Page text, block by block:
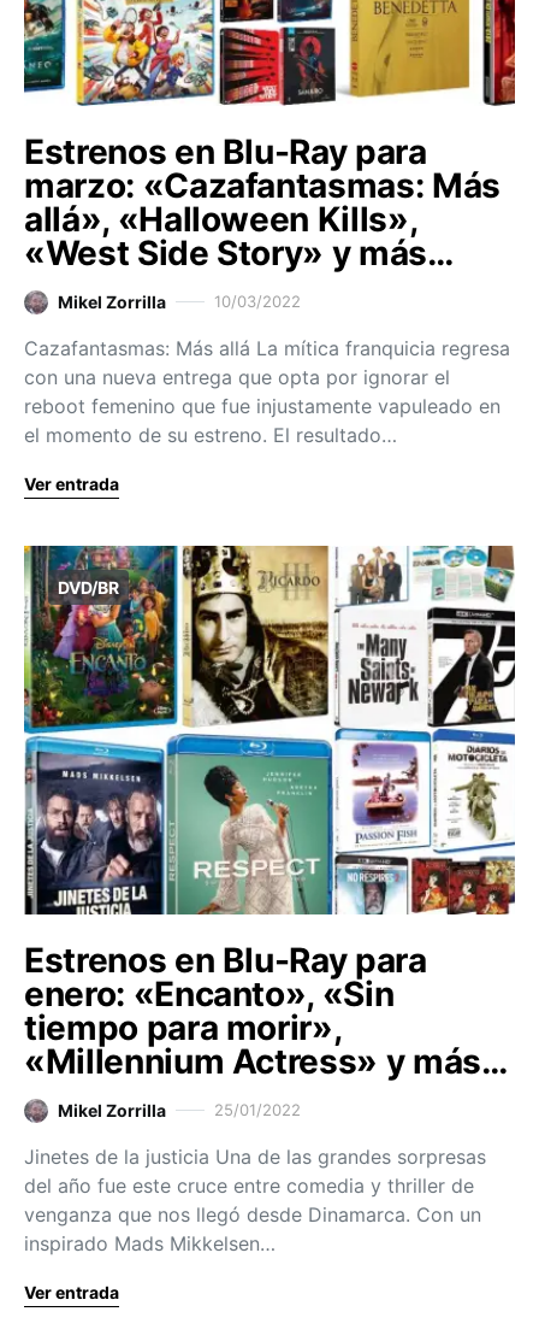
Estrenos en Blu-Ray para
marzo: «Cazafantasmas: Más
allá», «Halloween Kills»,
«West Side Story» y más…
Mikel Zorrilla 10/03/2022
Cazafantasmas: Más allá La mítica franquicia regresa
con una nueva entrega que opta por ignorar el
reboot femenino que fue injustamente vapuleado en
el momento de su estreno. El resultado…
Ver entrada
DVD/BR
Estrenos en Blu-Ray para
enero: «Encanto», «Sin
tiempo para morir»,
«Millennium Actress» y más…
Mikel Zorrilla 25/01/2022
Jinetes de la justicia Una de las grandes sorpresas
del año fue este cruce entre comedia y thriller de
venganza que nos llegó desde Dinamarca. Con un
inspirado Mads Mikkelsen…
Ver entrada